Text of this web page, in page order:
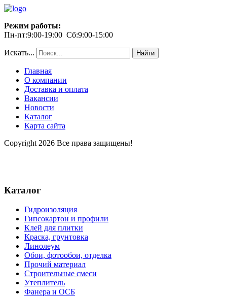
Режим работы:
Пн-пт:9:00-19:00 Сб:9:00-15:00
Искать... Найти
Главная
О компании
Доставка и оплата
Вакансии
Новости
Каталог
Карта сайта
Copyright 2026 Все права защищены!
Каталог
Гидроизоляция
Гипсокартон и профили
Клей для плитки
Краска, грунтовка
Линолеум
Обои, фотообои, отделка
Прочий материал
Строительные смеси
Утеплитель
Фанера и ОСБ